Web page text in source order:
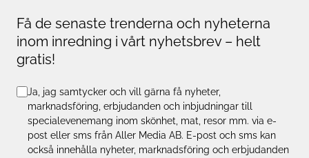
Få de senaste trenderna och nyheterna
inom inredning i vårt nyhetsbrev – helt
gratis!
Ja, jag samtycker och vill gärna få nyheter,
marknadsföring, erbjudanden och inbjudningar till
specialevenemang inom skönhet, mat, resor mm. via e-
post eller sms från Aller Media AB. E-post och sms kan
också innehålla nyheter, marknadsföring och erbjudanden